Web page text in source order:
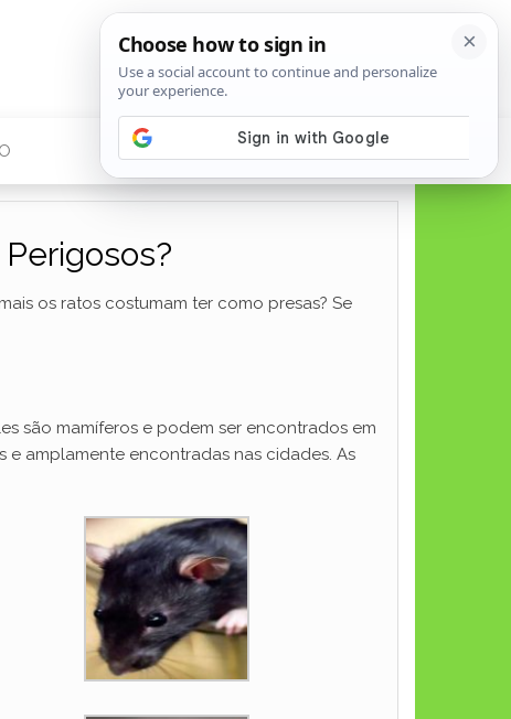
os ratos costumam ter como presas? Se
são mamíferos e podem ser encontrados em
e amplamente encontradas nas cidades. As